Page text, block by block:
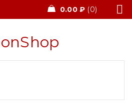
0.00 ₽ 0